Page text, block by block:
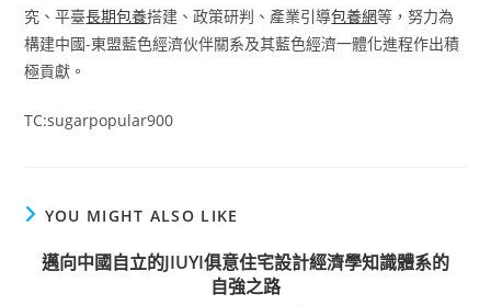
究、平臺長期包養搭建、政策研判、產業引導包養網等，努力為
構建中國-東盟藍色經濟伙伴關系及其藍色經濟一體化進程作出積
極貢獻。
TC:sugarpopular900
YOU MIGHT ALSO LIKE
邁向中國自立的JIUYI俱意住宅設計經濟學知識體系的
自強之路